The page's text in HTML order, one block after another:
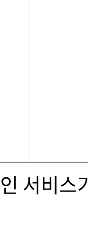
서비스